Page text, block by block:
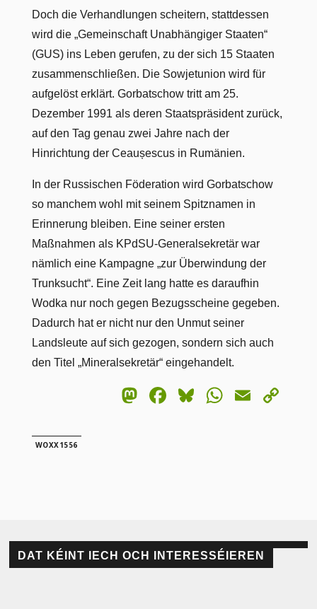
Doch die Verhandlungen scheitern, stattdessen
wird die „Gemeinschaft Unabhängiger Staaten“
(GUS) ins Leben gerufen, zu der sich 15 Staaten
zusammenschließen. Die Sowjetunion wird für
aufgelöst erklärt. Gorbatschow tritt am 25.
Dezember 1991 als deren Staatspräsident zurück,
auf den Tag genau zwei Jahre nach der
Hinrichtung der Ceaușescus in Rumänien.
In der Russischen Föderation wird Gorbatschow
so manchem wohl mit seinem Spitznamen in
Erinnerung bleiben. Eine seiner ersten
Maßnahmen als KPdSU-Generalsekretär war
nämlich eine Kampagne „zur Überwindung der
Trunksucht“. Eine Zeit lang hatte es daraufhin
Wodka nur noch gegen Bezugsscheine gegeben.
Dadurch hat er nicht nur den Unmut seiner
Landsleute auf sich gezogen, sondern sich auch
den Titel „Mineralsekretär“ eingehandelt.
Mastodon
Facebook
BlueskyEmail
WOXX1556
DAT KÉINT IECH OCH INTERESSÉIEREN